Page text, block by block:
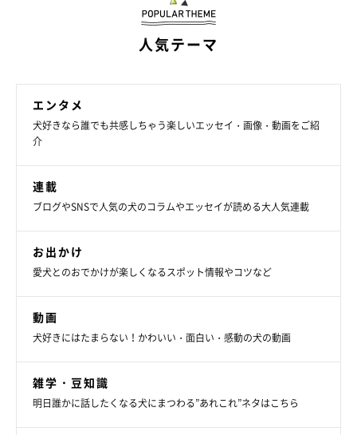
人気テーマ
エンタメ
犬好きなら誰でも共感しちゃう楽しいエッセイ・画像・動画をご紹
介
連載
ブログやSNSで人気の犬のコラムやエッセイが読める大人気連載
お出かけ
愛犬とのおでかけが楽しくなるスポット情報やコツなど
動画
犬好きにはたまらない！かわいい・面白い・感動の犬の動画
雑学・豆知識
明日誰かに話したくなる犬にまつわる”あれこれ”ネタはこちら